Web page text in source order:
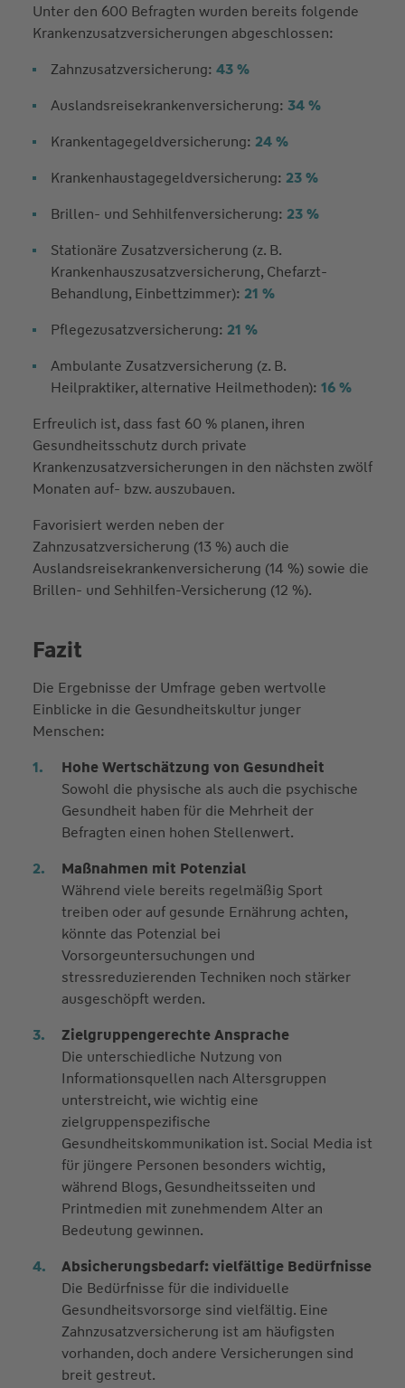
Unter den 600 Befragten wurden bereits folgende
Krankenzusatzversicherungen abgeschlossen:
Zahnzusatzversicherung: 43 %
Auslandsreisekrankenversicherung: 34 %
Krankentagegeldversicherung: 24 %
Krankenhaustagegeldversicherung: 23 %
Brillen- und Sehhilfenversicherung: 23 %
Stationäre Zusatzversicherung (z. B.
Krankenhauszusatzversicherung, Chefarzt-
Behandlung, Einbettzimmer): 21 %
Pflegezusatzversicherung: 21 %
Ambulante Zusatzversicherung (z. B.
Heilpraktiker, alternative Heilmethoden): 16 %
Erfreulich ist, dass fast 60 % planen, ihren
Gesundheitsschutz durch private
Krankenzusatzversicherungen in den nächsten zwölf
Monaten auf- bzw. auszubauen.
Favorisiert werden neben der
Zahnzusatzversicherung (13 %) auch die
Auslandsreisekrankenversicherung (14 %) sowie die
Brillen- und Sehhilfen-Versicherung (12 %).
Fazit
Die Ergebnisse der Umfrage geben wertvolle
Einblicke in die Gesundheitskultur junger
Menschen:
Hohe Wertschätzung von Gesundheit
Sowohl die physische als auch die psychische
Gesundheit haben für die Mehrheit der
Befragten einen hohen Stellenwert.
Maßnahmen mit Potenzial
Während viele bereits regelmäßig Sport
treiben oder auf gesunde Ernährung achten,
könnte das Potenzial bei
Vorsorgeuntersuchungen und
stressreduzierenden Techniken noch stärker
ausgeschöpft werden.
Zielgruppengerechte Ansprache
Die unterschiedliche Nutzung von
Informationsquellen nach Altersgruppen
unterstreicht, wie wichtig eine
zielgruppenspezifische
Gesundheitskommunikation ist. Social Media ist
für jüngere Personen besonders wichtig,
während Blogs, Gesundheitsseiten und
Printmedien mit zunehmendem Alter an
Bedeutung gewinnen.
Absicherungsbedarf: vielfältige Bedürfnisse
Die Bedürfnisse für die individuelle
Gesundheitsvorsorge sind vielfältig. Eine
Zahnzusatzversicherung ist am häufigsten
vorhanden, doch andere Versicherungen sind
breit gestreut.